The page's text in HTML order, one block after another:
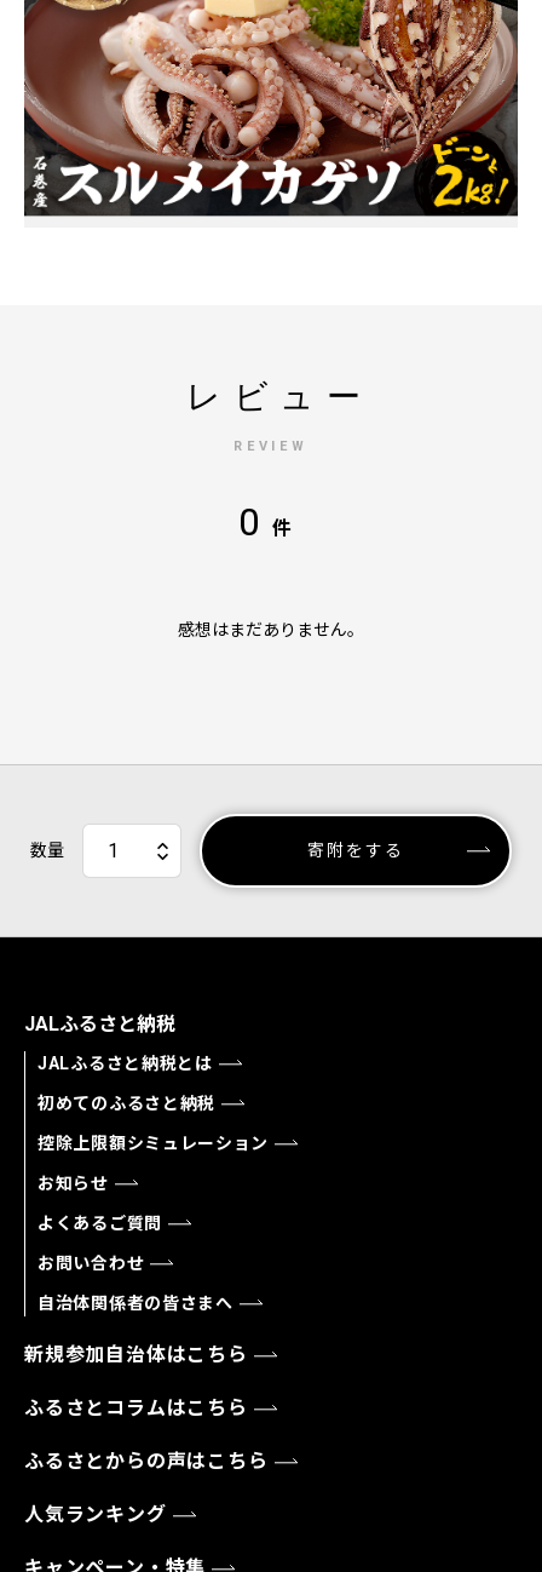
レビュー
REVIEW
0 件
感想はまだありません。
数量 寄附をする
JALふるさと納税
JALふるさと納税とは
初めてのふるさと納税
控除上限額シミュレーション
お知らせ
よくあるご質問
お問い合わせ
自治体関係者の皆さまへ
新規参加自治体はこちら
ふるさとコラムはこちら
ふるさとからの声はこちら
人気ランキング